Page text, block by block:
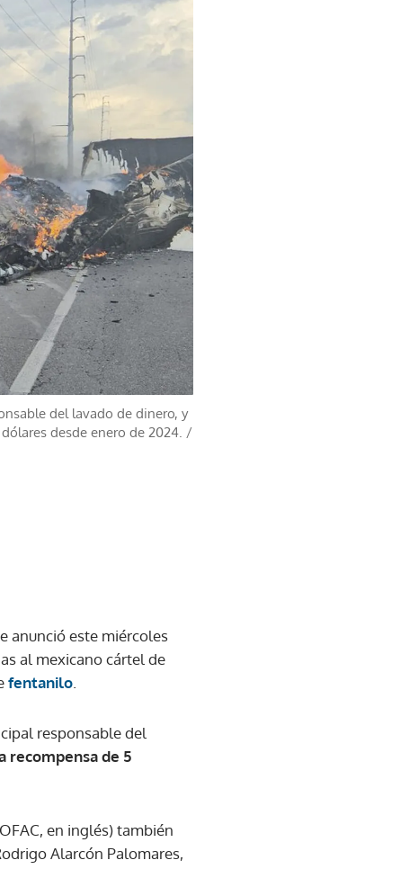
del lavado de dinero, y
desde enero de 2024. /
anunció este miércoles
al mexicano cártel de
fentanilo
responsable del
recompensa de 5
en inglés) también
Alarcón Palomares,